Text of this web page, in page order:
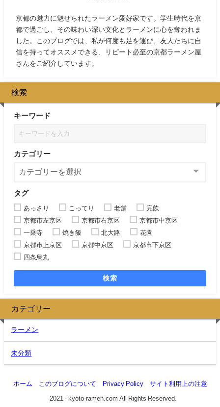
京都の魅力に魅せられたラーメン愛好家です。学生時代を京
都で過ごし、その味わい深い文化とラーメンに心を奪われま
した。このブログでは、私が何度も足を運び、友人たちに自
信を持ってオススメできる、リピート必至の京都ラーメン屋
さんをご紹介しています。
検索
キーワード
カテゴリー
タグ
あっさり こってり 老舗
完飲
京都市左京区
京都市右京区
京都市中京区
一乗寺
焼き飯 北大路
花園
京都市上京区
京都中京区
京都市下京区
四条烏丸
検索
カテゴリー
ラーメン
未分類
ホーム このブログについて Privacy Policy サイト利用上の注意
©2021 - kyoto-ramen.com All Rights Reserved.